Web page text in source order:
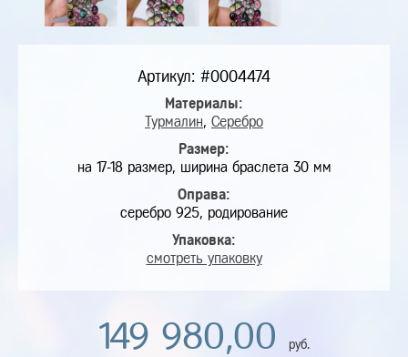
Артикул: #0004474
Материалы:
Турмалин, Серебро
Размер:
на 17-18 размер, ширина браслета 30 мм
Оправа:
серебро 925, родирование
Упаковка:
смотреть упаковку
149 980,00 руб.